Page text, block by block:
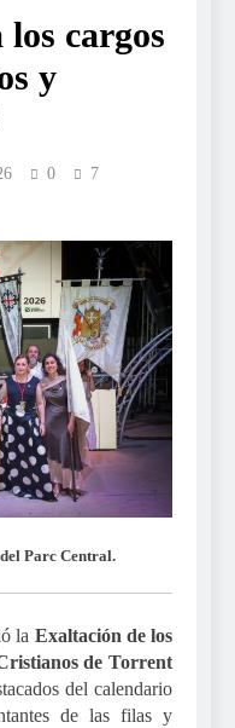
cargos
y
0
7
Parc Central.
la Exaltación de los
de Torrent
del calendario
de las filas y